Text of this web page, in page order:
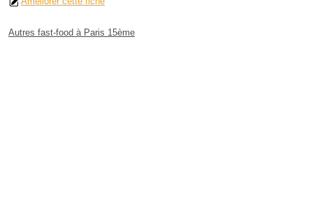
Autres fast-food à Paris 15ème